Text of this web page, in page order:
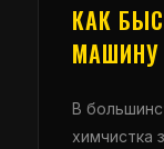
КАК
МАШИНУ
В
химчистка